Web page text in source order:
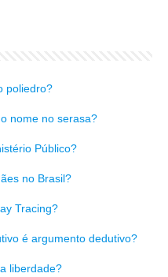
poliedro?
nome no serasa?
Público?
no Brasil?
Tracing?
é argumento dedutivo?
liberdade?